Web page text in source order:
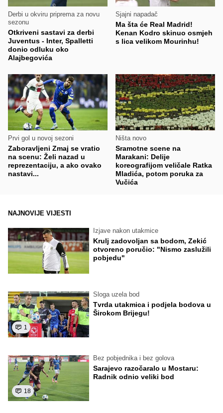
Derbi u okviru priprema za novu
sezonu
Otkriveni sastavi za derbi
Juventus - Inter, Spalletti
donio odluku oko
Alajbegovića
Sjajni napadač
Ma šta će Real Madrid!
Kenan Kodro skinuo osmjeh
s lica velikom Mourinhu!
Prvi gol u novoj sezoni
Zaboravljeni Zmaj se vratio
na scenu: Želi nazad u
reprezentaciju, a ako ovako
nastavi...
Ništa novo
Sramotne scene na
Marakani: Delije
koreografijom veličale Ratka
Mladića, potom poruka za
Vučića
NAJNOVIJE VIJESTI
Izjave nakon utakmice
Krulj zadovoljan sa bodom, Zekić
otvoreno poručio: "Nismo zaslužili
pobjedu"
1
Sloga uzela bod
Tvrda utakmica i podjela bodova u
Širokom Brijegu!
18
Bez pobjednika i bez golova
Sarajevo razočaralo u Mostaru:
Radnik odnio veliki bod